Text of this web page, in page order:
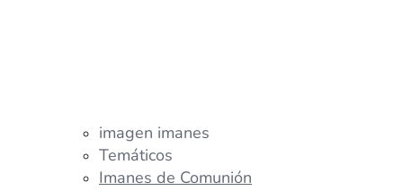
imagen imanes
Temáticos
Imanes de Comunión